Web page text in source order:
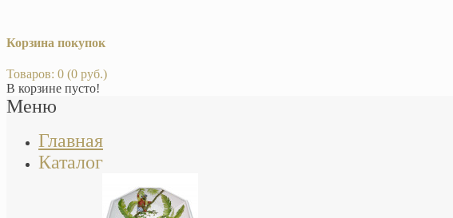
Корзина покупок
Товаров: 0 (0 руб.)
В корзине пусто!
Меню
Главная
Каталог